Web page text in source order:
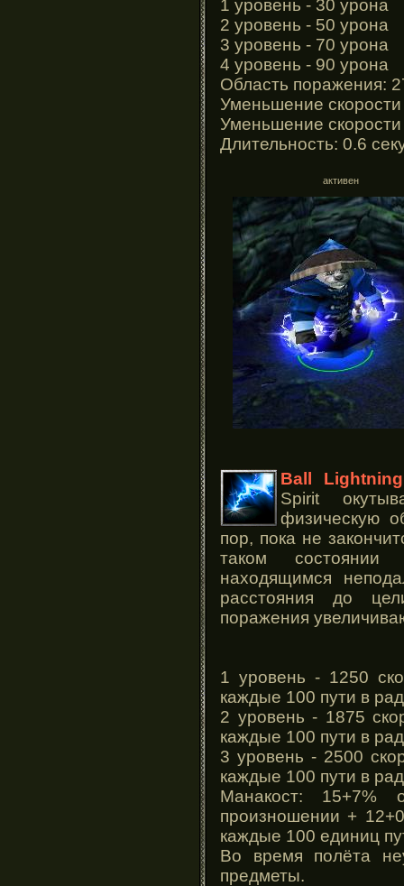
1 уровень - 30 урона
2 уровень - 50 урона
3 уровень - 70 урона
4 уровень - 90 урона
Область поражения:
Уменьшение
Уменьшение скорости
Длительность: 0.6
активен
Ball Lightning
Spirit
физическую
пор, пока не
таком
находящимся
расстояния до
поражения
1 уровень - 1250
каждые 100 пути в
2 уровень - 1875
каждые 100 пути в
3 уровень - 2500
каждые 100 пути в
Манакост: 15+7%
произношении +
каждые 100 единиц
Во время полёта
предметы.